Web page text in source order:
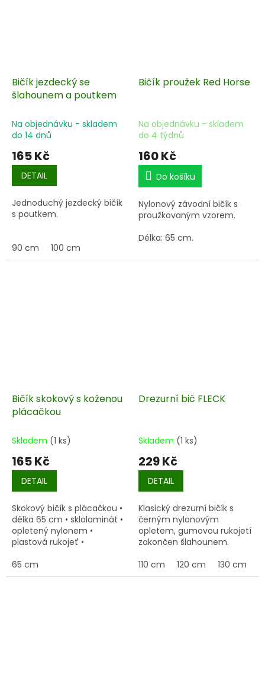
Bičík jezdecký se
šlahounem a poutkem
Na objednávku - skladem
do 14 dnů
165 Kč
DETAIL
Jednoduchý jezdecký bičík
s poutkem.
90 cm 100 cm
Bičík proužek Red Horse
Na objednávku - skladem
do 4 týdnů
160 Kč
Do košíku
Nylonový závodní bičík s
proužkovaným vzorem.
Délka: 65 cm.
Bičík skokový s koženou
plácačkou
Skladem (1 ks)
165 Kč
DETAIL
Skokový bičík s plácačkou •
délka 65 cm • sklolaminát •
opletený nylonem •
plastová rukojeť •
65 cm
Drezurní bič FLECK
Skladem (1 ks)
229 Kč
DETAIL
Klasický drezurní bičík s
černým nylonovým
opletem, gumovou rukojetí
zakončen šlahounem.
110 cm
120 cm 130 cm